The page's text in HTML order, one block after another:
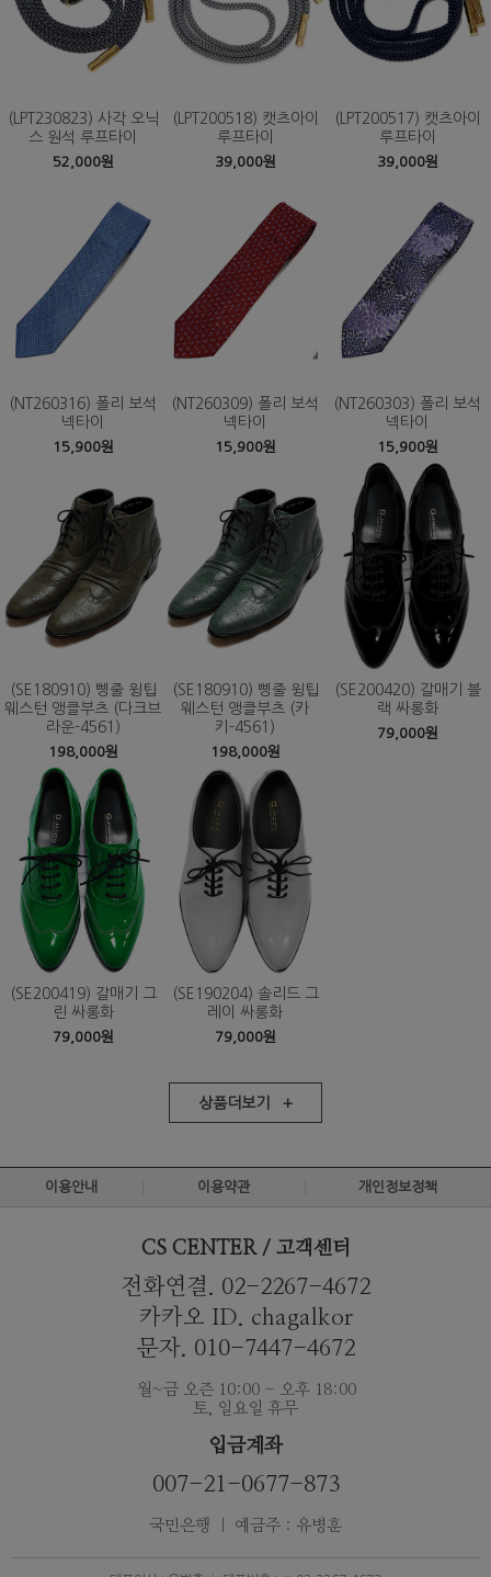
(LPT230823) 사각 오닉
스 원석 루프타이
52,000원
(LPT200518) 캣츠아이
루프타이
39,000원
(LPT200517) 캣츠아이
루프타이
39,000원
(NT260316) 폴리 보석
넥타이
15,900원
(NT260309) 폴리 보석
넥타이
15,900원
(NT260303) 폴리 보석
넥타이
15,900원
(SE180910) 삥줄 윙팁
웨스턴 앵클부츠 (다크브
라운-4561)
198,000원
(SE180910) 삥줄 윙팁
웨스턴 앵클부츠 (카
키-4561)
198,000원
(SE200420) 갈매기 블
랙 싸롱화
79,000원
(SE200419) 갈매기 그
린 싸롱화
79,000원
(SE190204) 솔리드 그
레이 싸롱화
79,000원
상품더보기 +
이용안내 이용약관 개인정보정책
CS CENTER / 고객센터
전화연결. 02-2267-4672
카카오 ID. chagalkor
문자. 010-7447-4672
월~금 오즌 10:00 - 오후 18:00
토, 일요일 휴무
입금계좌
007-21-0677-873
국민은행 ｜ 예금주 : 유병훈